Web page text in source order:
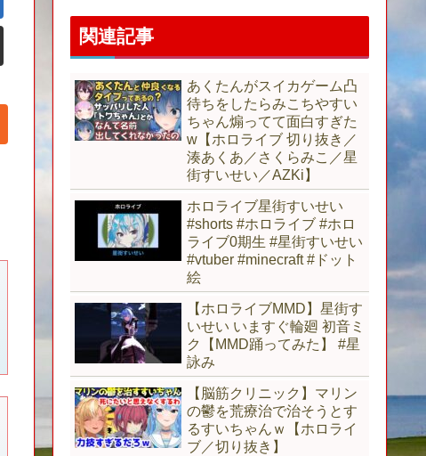
関連記事
あくたんがスイカゲーム凸
待ちをしたらみこちやすい
ちゃん煽ってて面白すぎた
w【ホロライブ 切り抜き／
湊あくあ／さくらみこ／星
街すいせい／AZKi】
ホロライブ星街すいせい
#shorts #ホロライブ #ホロ
ライブ0期生 #星街すいせい
#vtuber #minecraft #ドット
絵
【ホロライブMMD】星街す
いせい いますぐ輪廻 初音ミ
ク【MMD踊ってみた】 #星
詠み
【脳筋クリニック】マリン
の鬱を荒療治で治そうとす
るすいちゃんｗ【ホロライ
ブ／切り抜き】